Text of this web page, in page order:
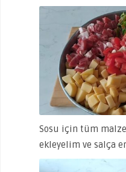
Sosu için tüm
ekleyelim ve salça